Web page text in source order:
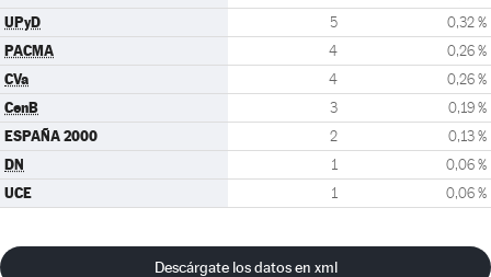
UPyD 5 0,32 %
PACMA 4 0,26 %
CVa 4 0,26 %
CenB 3 0,19 %
ESPAÑA 2000 2 0,13 %
DN 1 0,06 %
UCE 1 0,06 %
Descárgate los datos en xml